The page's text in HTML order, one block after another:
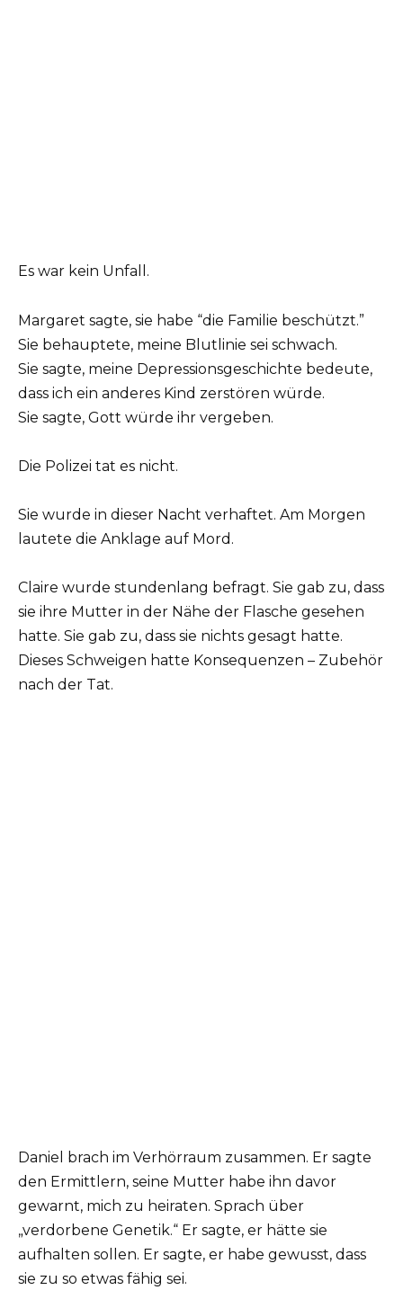
Es war kein Unfall.
Margaret sagte, sie habe “die Familie beschützt.”
Sie behauptete, meine Blutlinie sei schwach.
Sie sagte, meine Depressionsgeschichte bedeute,
dass ich ein anderes Kind zerstören würde.
Sie sagte, Gott würde ihr vergeben.
Die Polizei tat es nicht.
Sie wurde in dieser Nacht verhaftet. Am Morgen
lautete die Anklage auf Mord.
Claire wurde stundenlang befragt. Sie gab zu, dass
sie ihre Mutter in der Nähe der Flasche gesehen
hatte. Sie gab zu, dass sie nichts gesagt hatte.
Dieses Schweigen hatte Konsequenzen – Zubehör
nach der Tat.
Daniel brach im Verhörraum zusammen. Er sagte
den Ermittlern, seine Mutter habe ihn davor
gewarnt, mich zu heiraten. Sprach über
„verdorbene Genetik.“ Er sagte, er hätte sie
aufhalten sollen. Er sagte, er habe gewusst, dass
sie zu so etwas fähig sei.